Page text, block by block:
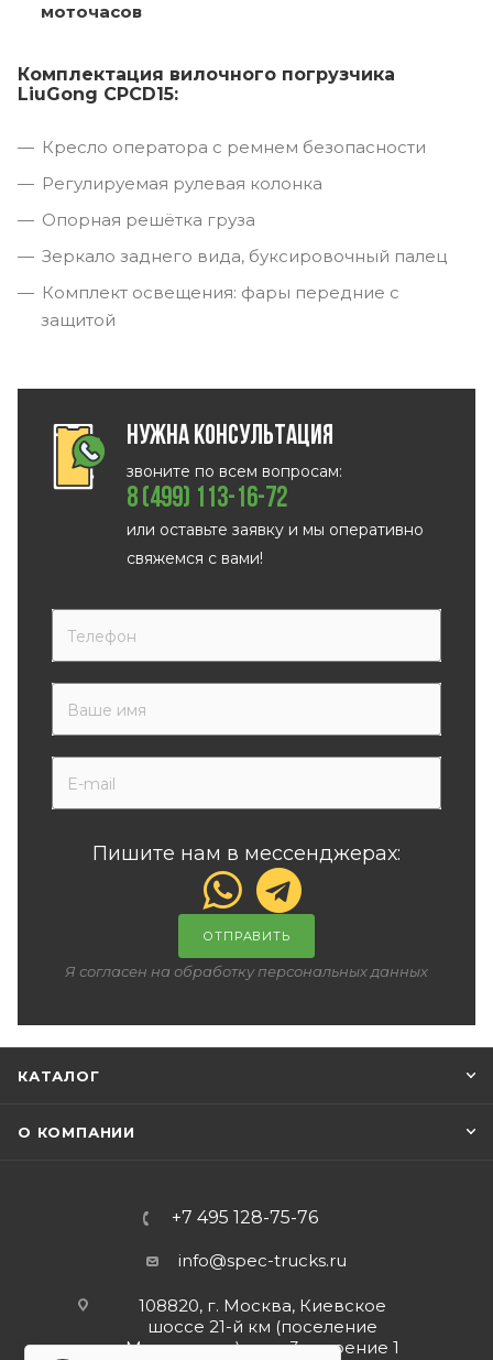
моточасов
Комплектация вилочного погрузчика
LiuGong CPCD15:
Кресло оператора с ремнем безопасности
Регулируемая рулевая колонка
Опорная решётка груза
Зеркало заднего вида, буксировочный палец
Комплект освещения: фары передние с
защитой
Нужна консультация
звоните по всем вопросам:
8 (499) 113-16-72
или оставьте заявку и мы оперативно
свяжемся с вами!
Пишите нам в мессенджерах:
ОТПРАВИТЬ
Я согласен на обработку персональных данных
КАТАЛОГ
О КОМПАНИИ
+7 495 128-75-76
info@spec-trucks.ru
108820, г. Москва, Киевское
шоссе 21-й км (поселение
Мосрентген), дом 3 строение 1